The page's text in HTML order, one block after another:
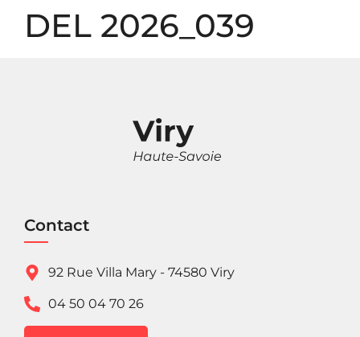
DEL 2026_039
Contact
92 Rue Villa Mary - 74580 Viry
04 50 04 70 26